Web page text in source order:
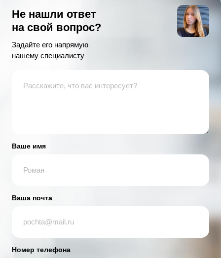
Не нашли ответ
на свой вопрос?
Задайте его напрямую
нашему специалисту
Ваше имя
Ваша почта
Номер телефона